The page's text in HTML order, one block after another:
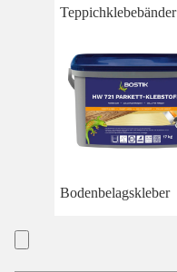
Teppichklebebänder
Bodenbelagskleber